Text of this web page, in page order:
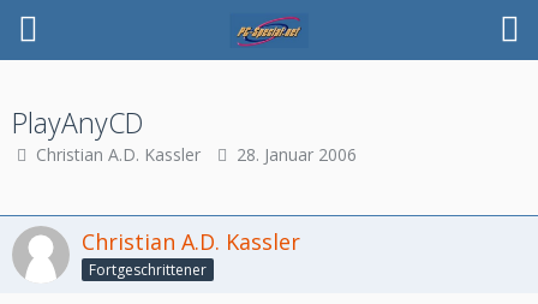
PlayAnyCD
Christian A.D. Kassler 28. Januar 2006
Christian A.D. Kassler
Fortgeschrittener